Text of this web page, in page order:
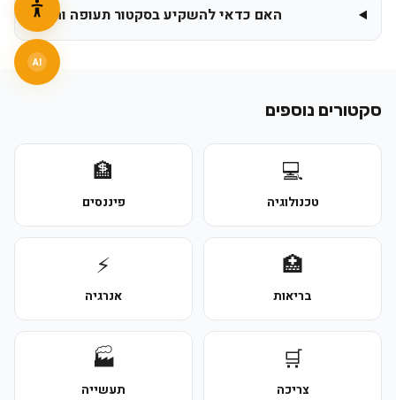
האם כדאי להשקיע בסקטור תעופה וחלל?
סקטורים נוספים
💻
טכנולוגיה
🏦
פיננסים
🏥
בריאות
⚡
אנרגיה
🛒
צריכה
🏭
תעשייה
AI